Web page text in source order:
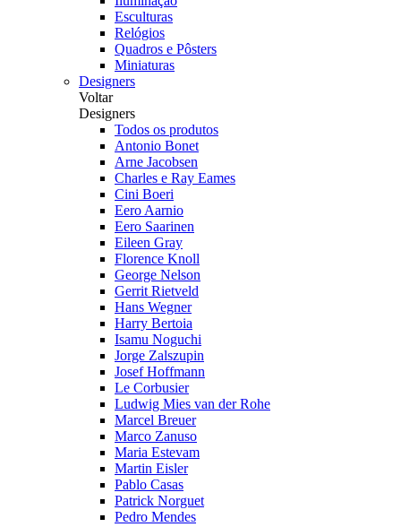
Esculturas
Relógios
Quadros e Pôsters
Miniaturas
Designers
Voltar
Designers
Todos os produtos
Antonio Bonet
Arne Jacobsen
Charles e Ray Eames
Cini Boeri
Eero Aarnio
Eero Saarinen
Eileen Gray
Florence Knoll
George Nelson
Gerrit Rietveld
Hans Wegner
Harry Bertoia
Isamu Noguchi
Jorge Zalszupin
Josef Hoffmann
Le Corbusier
Ludwig Mies van der Rohe
Marcel Breuer
Marco Zanuso
Maria Estevam
Martin Eisler
Pablo Casas
Patrick Norguet
Pedro Mendes